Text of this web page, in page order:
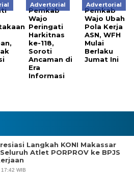
Advertorial
Pemkab
Wajo
Peringati
Harkitnas
ke-118,
Soroti
Ancaman di
Era
Informasi
Advertorial
Pemkab
Wajo Ubah
Pola Kerja
ASN, WFH
Mulai
Berlaku
Jumat Ini
Langkah KONI Makassar
Atlet PORPROV ke BPJS
WIB